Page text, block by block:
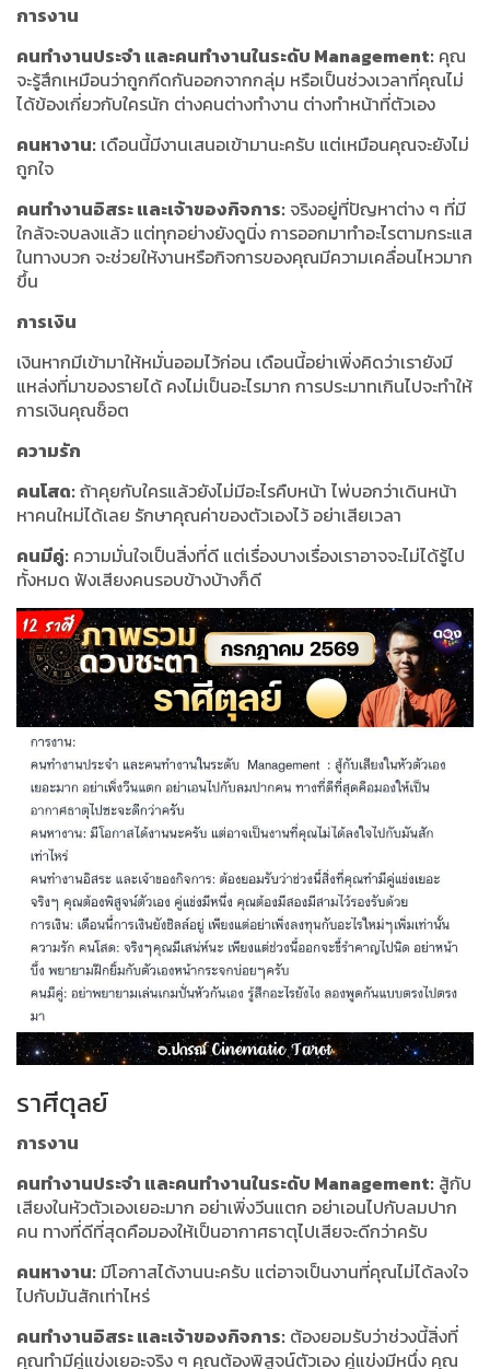
การงาน
คนทำงานประจำ และคนทำงานในระดับ Management: คุณ
จะรู้สึกเหมือนว่าถูกกีดกันออกจากกลุ่ม หรือเป็นช่วงเวลาที่คุณไม่
ได้ข้องเกี่ยวกับใครนัก ต่างคนต่างทำงาน ต่างทำหน้าที่ตัวเอง
คนหางาน: เดือนนี้มีงานเสนอเข้ามานะครับ แต่เหมือนคุณจะยังไม่
ถูกใจ
คนทำงานอิสระ และเจ้าของกิจการ:จริงอยู่ที่ปัญหาต่าง ๆ ที่มี
ใกล้จะจบลงแล้ว แต่ทุกอย่างยังดูนิ่ง การออกมาทำอะไรตามกระแส
ในทางบวก จะช่วยให้งานหรือกิจการของคุณมีความเคลื่อนไหวมาก
ขึ้น
การเงิน
เงินหากมีเข้ามาให้หมั่นออมไว้ก่อน เดือนนี้อย่าเพิ่งคิดว่าเรายังมี
แหล่งที่มาของรายได้ คงไม่เป็นอะไรมาก การประมาทเกินไปจะทำให้
การเงินคุณช็อต
ความรัก
คนโสด:ถ้าคุยกับใครแล้วยังไม่มีอะไรคืบหน้า ไพ่บอกว่าเดินหน้า
หาคนใหม่ได้เลย รักษาคุณค่าของตัวเองไว้ อย่าเสียเวลา
คนมีคู่: ความมั่นใจเป็นสิ่งที่ดี แต่เรื่องบางเรื่องเราอาจจะไม่ได้รู้ไป
ทั้งหมด ฟังเสียงคนรอบข้างบ้างก็ดี
ราศีตุลย์
การงาน
คนทำงานประจำ และคนทำงานในระดับ Management: สู้กับ
เสียงในหัวตัวเองเยอะมาก อย่าเพิ่งวีนแตก อย่าเอนไปกับลมปาก
คน ทางที่ดีที่สุดคือมองให้เป็นอากาศธาตุไปเสียจะดีกว่าครับ
คนหางาน: มีโอกาสได้งานนะครับ แต่อาจเป็นงานที่คุณไม่ได้ลงใจ
ไปกับมันสักเท่าไหร่
คนทำงานอิสระ และเจ้าของกิจการ: ต้องยอมรับว่าช่วงนี้สิ่งที่
คุณทำมีคู่แข่งเยอะจริง ๆ คุณต้องพิสูจน์ตัวเอง คู่แข่งมีหนึ่ง คุณ